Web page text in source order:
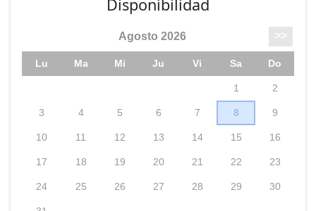
Disponibilidad